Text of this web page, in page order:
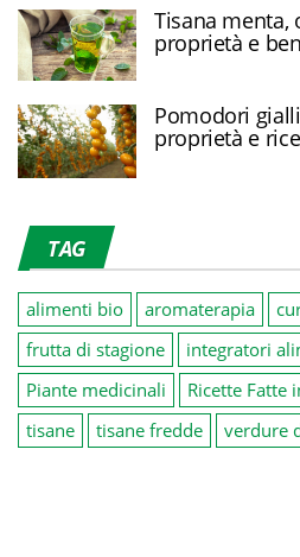
Tisana menta,
proprietà e
Pomodori
proprietà e
TAG
alimenti bio aromaterapia
frutta di stagione
integratori
Piante medicinali
Ricette Fatte
tisane
tisane fredde verdure